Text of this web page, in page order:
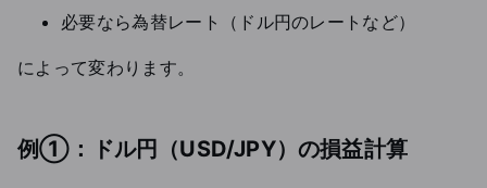
必要なら為替レート（ドル円のレートなど）
によって変わります。
例①：ドル円（USD/JPY）の損益計算